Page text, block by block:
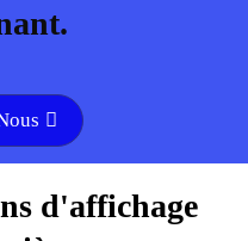
d'affichage